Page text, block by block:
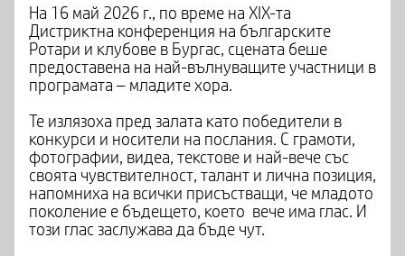
На 16 май 2026 г., по време на XIX-та
Дистриктна конференция на българските
Ротари и клубове в Бургас, сцената беше
предоставена на най-вълнуващите участници в
програмата – младите хора.
Те излязоха пред залата като победители в
конкурси и носители на послания. С грамоти,
фотографии, видеа, текстове и най-вече със
своята чувствителност, талант и лична позиция,
напомниха на всички присъстващи, че младото
поколение е бъдещето, което вече има глас. И
този глас заслужава да бъде чут.